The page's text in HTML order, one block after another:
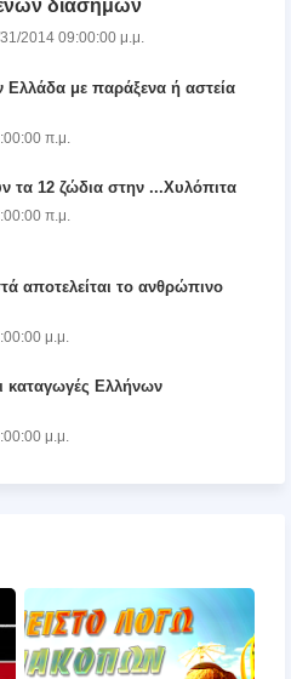
διασήμων
2014 09:00:00 μ.μ.
Ελλάδα με παράξενα ή αστεία
π.μ.
τα 12 ζώδια στην ...Χυλόπιτα
π.μ.
αποτελείται το ανθρώπινο
μ.μ.
καταγωγές Ελλήνων
μ.μ.